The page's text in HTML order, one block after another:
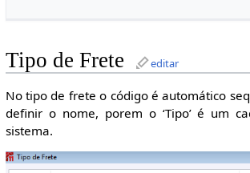
Tipo de Frete editar
No tipo de frete o código é automático
definir o nome, porem o ‘Tipo’ é um
sistema.